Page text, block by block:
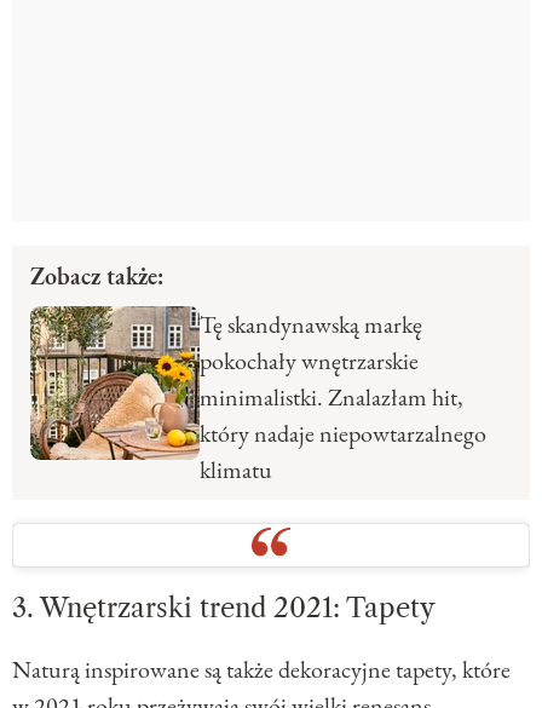
Zobacz także:
Tę skandynawską markę
pokochały wnętrzarskie
minimalistki. Znalazłam hit,
który nadaje niepowtarzalnego
klimatu
3. Wnętrzarski trend 2021: Tapety
Naturą inspirowane są także dekoracyjne tapety, które